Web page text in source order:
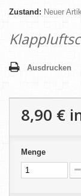
Zustand: Neuer
Ausdrucken
8,90 €
Menge